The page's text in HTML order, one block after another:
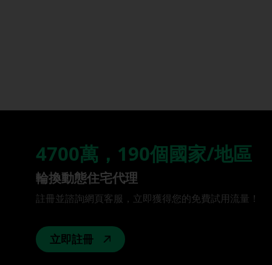
4700萬，190個國家/地區
輪換動態住宅代理
註冊並諮詢網頁客服，立即獲得您的免費試用流量！
立即註冊